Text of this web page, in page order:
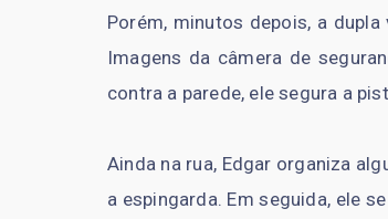
Porém, minutos depois, a
Imagens da câmera de
contra a parede, ele segura a
Ainda na rua, Edgar organiza
a espingarda. Em seguida, ele